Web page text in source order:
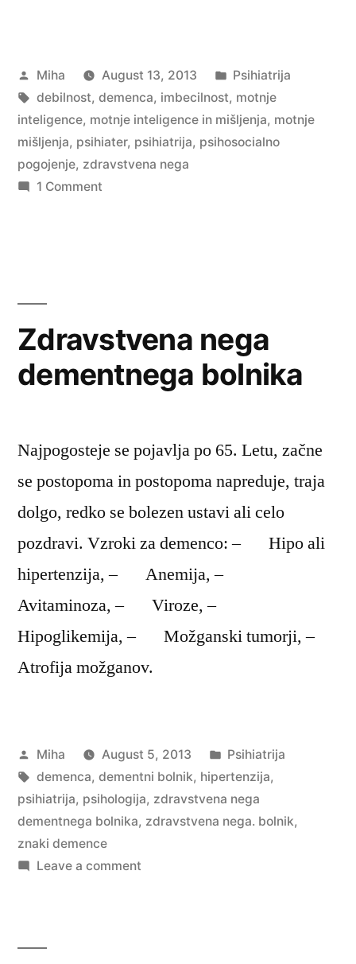
motnje
mišljenja”
Posted
by
Miha August 13, 2013
Posted
in
Psihiatrija
Tags:
debilnost, demenca, imbecilnost, motnje
inteligence, motnje inteligence in mišljenja, motnje
mišljenja, psihiater, psihiatrija, psihosocialno
pogojenje, zdravstvena nega
1 Commenton
Zdravstvena nega
dementnega bolnika
Najpogosteje se pojavlja po 65. Letu, začne
se postopoma in postopoma napreduje, traja
dolgo, redko se bolezen ustavi ali celo
pozdravi. Vzroki za demenco: – Hipo ali
hipertenzija, – Anemija, –
Avitaminoza, – Viroze, –
Hipoglikemija, – Možganski tumorji, –
Atrofija možganov.
Posted
by
Miha August 5, 2013
Posted
in
Psihiatrija
Tags:
demenca, dementni bolnik, hipertenzija,
psihiatrija, psihologija, zdravstvena nega
dementnega bolnika, zdravstvena nega. bolnik,
znaki demence
Leave a commenton